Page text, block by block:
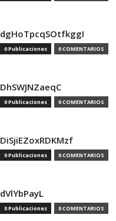
dgHoTpcqSOtfkggI
0 Publicaciones 0 COMENTARIOS
DhSWJNZaeqC
0 Publicaciones 0 COMENTARIOS
DiSjiEZoxRDKMzf
0 Publicaciones 0 COMENTARIOS
dVlYbPayL
0 Publicaciones 0 COMENTARIOS